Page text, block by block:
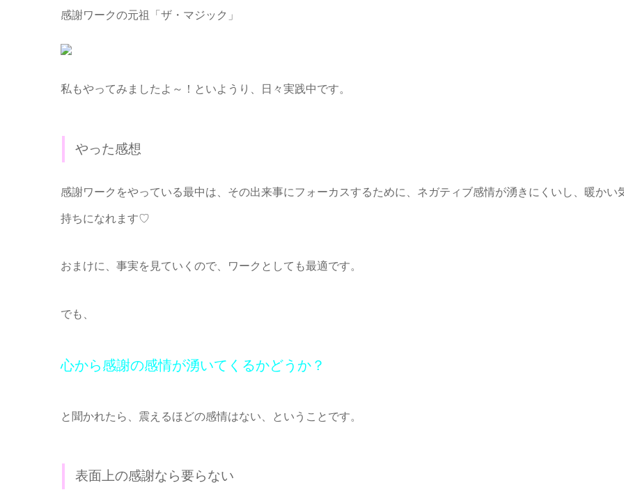
感謝ワークの元祖「ザ・マジック」
私もやってみましたよ～！といようり、日々実践中です。
やった感想
感謝ワークをやっている最中は、その出来事にフォーカスするために、ネガティブ感情が湧きにくいし、暖かい
持ちになれます♡
おまけに、事実を見ていくので、ワークとしても最適です。
でも、
心から感謝の感情が湧いてくるかどうか？
と聞かれたら、震えるほどの感情はない、ということです。
表面上の感謝なら要らない